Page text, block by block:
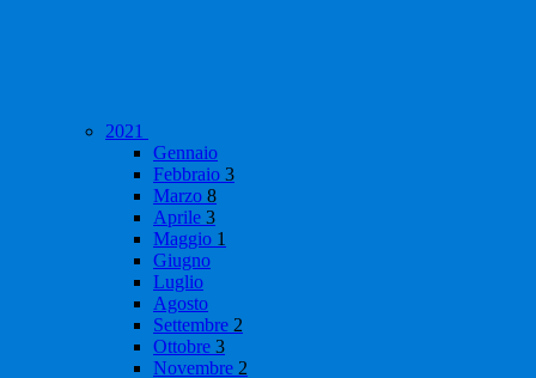
2021
Gennaio
Febbraio 3
Marzo 8
Aprile 3
Maggio 1
Giugno
Luglio
Agosto
Settembre 2
Ottobre 3
Novembre 2